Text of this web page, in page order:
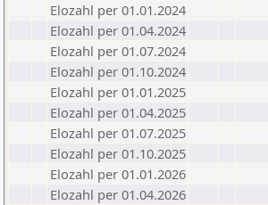
Elozahl per 01.01.2024
Elozahl per 01.04.2024
Elozahl per 01.07.2024
Elozahl per 01.10.2024
Elozahl per 01.01.2025
Elozahl per 01.04.2025
Elozahl per 01.07.2025
Elozahl per 01.10.2025
Elozahl per 01.01.2026
Elozahl per 01.04.2026